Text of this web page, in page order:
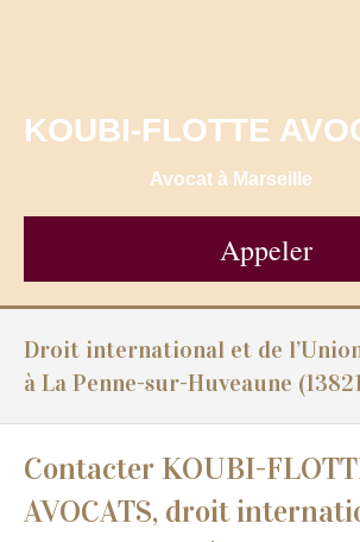
KOUBI-FLOTTE
Avocat à Marseille
Appeler
Droit international et de
à La Penne-sur-Huveaune
Contacter KOUBI-
AVOCATS, droit